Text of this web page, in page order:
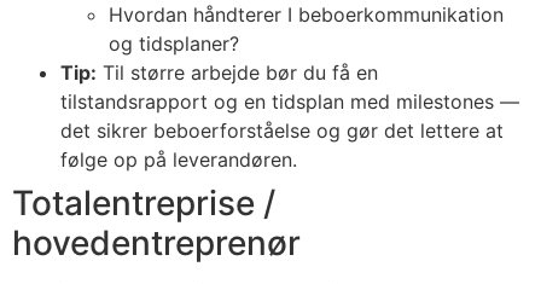
Hvordan håndterer I beboerkommunikation
og tidsplaner?
Tip: Til større arbejde bør du få en
tilstandsrapport og en tidsplan med milestones —
det sikrer beboerforståelse og gør det lettere at
følge op på leverandøren.
Totalentreprise /
hovedentreprenør